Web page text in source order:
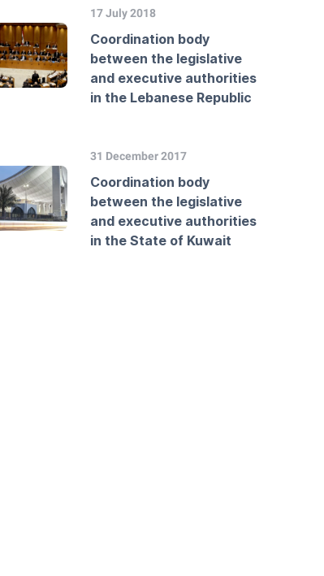
17 July 2018
Coordination body
between the legislative
and executive authorities
in the Lebanese Republic
31 December 2017
Coordination body
between the legislative
and executive authorities
in the State of Kuwait